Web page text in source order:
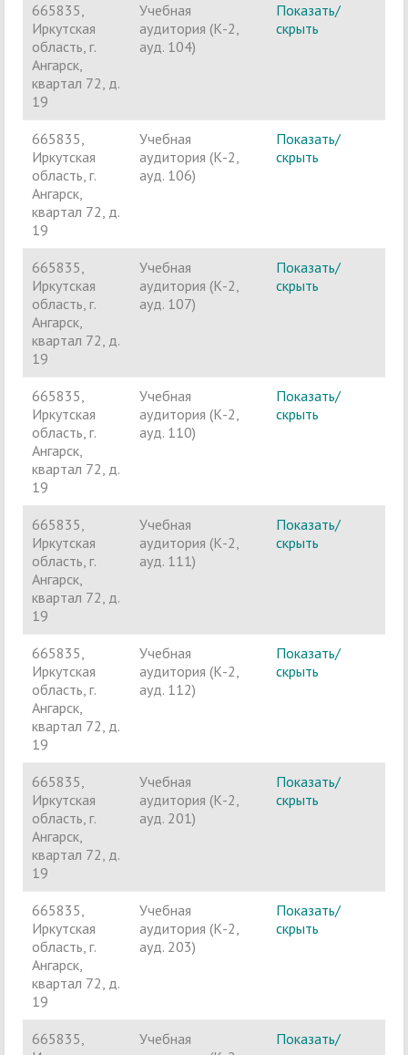
665835,
Иркутская
область, г.
Ангарск,
квартал 72, д.
19
Учебная
аудитория (К-2,
ауд. 104)
Показать/
скрыть
665835,
Иркутская
область, г.
Ангарск,
квартал 72, д.
19
Учебная
аудитория (К-2,
ауд. 106)
Показать/
скрыть
665835,
Иркутская
область, г.
Ангарск,
квартал 72, д.
19
Учебная
аудитория (К-2,
ауд. 107)
Показать/
скрыть
665835,
Иркутская
область, г.
Ангарск,
квартал 72, д.
19
Учебная
аудитория (К-2,
ауд. 110)
Показать/
скрыть
665835,
Иркутская
область, г.
Ангарск,
квартал 72, д.
19
Учебная
аудитория (К-2,
ауд. 111)
Показать/
скрыть
665835,
Иркутская
область, г.
Ангарск,
квартал 72, д.
19
Учебная
аудитория (К-2,
ауд. 112)
Показать/
скрыть
665835,
Иркутская
область, г.
Ангарск,
квартал 72, д.
19
Учебная
аудитория (К-2,
ауд. 201)
Показать/
скрыть
665835,
Иркутская
область, г.
Ангарск,
квартал 72, д.
19
Учебная
аудитория (К-2,
ауд. 203)
Показать/
скрыть
665835,
Учебная
Показать/